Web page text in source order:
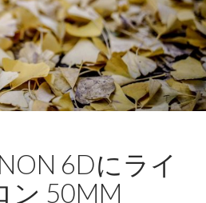
6Dにライ
ン 50MM